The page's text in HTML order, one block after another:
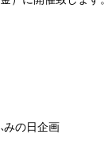
みの日企画